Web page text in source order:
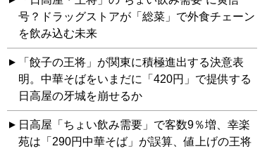
号？ドラッグストアが「総菜」で外食チェーン
を飲み込む未来
「餃子の王将」が関東に積極進出する決意表
明。中華そばをいまだに「420円」で提供する
日高屋の牙城を崩せるか
日高屋「ちょい飲み需要」で客数9％増、幸楽
苑は「290円中華そば」が誤算、値上げの王将